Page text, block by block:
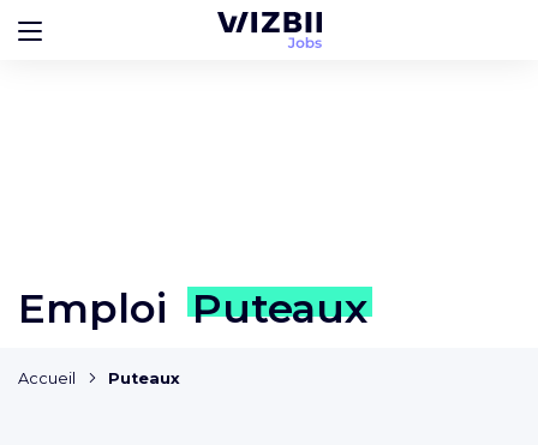
Emploi Puteaux
Accueil Puteaux